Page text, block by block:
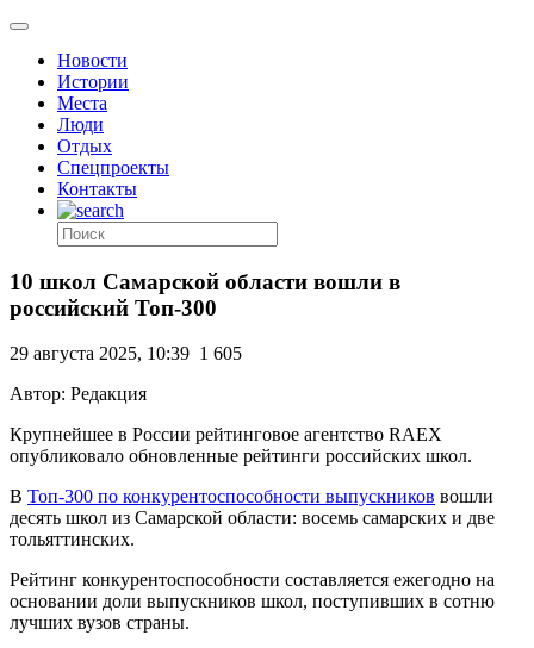
Новости
Истории
Места
Люди
Отдых
Спецпроекты
Контакты
10 школ Самарской области вошли в
российский Топ-300
29 августа 2025, 10:39 1 605
Автор: Редакция
Крупнейшее в России рейтинговое агентство RAEX
опубликовало обновленные рейтинги российских школ.
В Топ-300 по конкурентоспособности выпускников вошли
десять школ из Самарской области: восемь самарских и две
тольяттинских.
Рейтинг конкурентоспособности составляется ежегодно на
основании доли выпускников школ, поступивших в сотню
лучших вузов страны.